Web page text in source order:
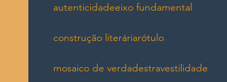
autenticidadeeixo fundamental
construção literáriarótulo
mosaico de verdadestravestilidade